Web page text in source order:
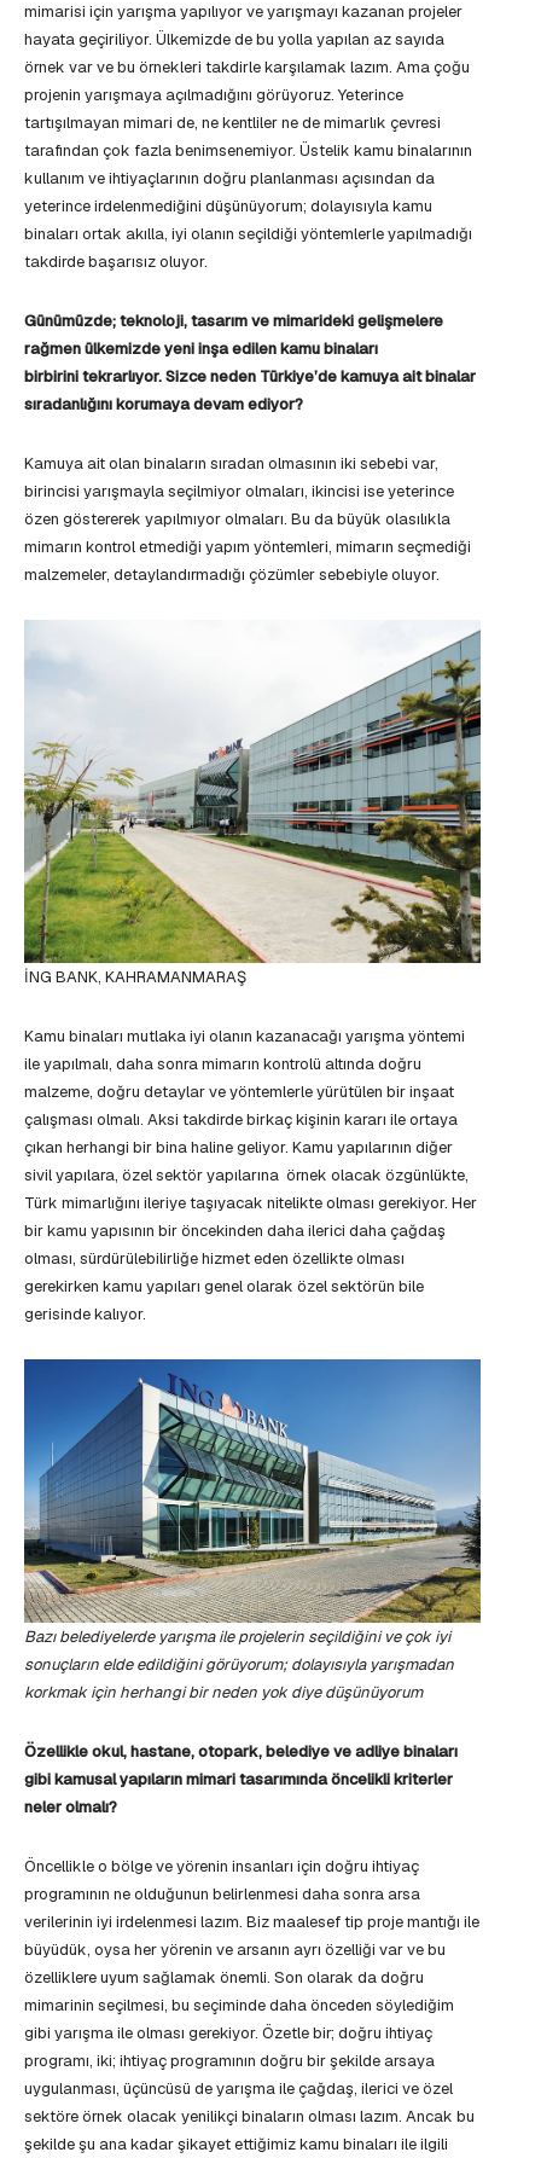
mimarisi için yarışma yapılıyor ve yarışmayı kazanan projeler
hayata geçiriliyor. Ülkemizde de bu yolla yapılan az sayıda
örnek var ve bu örnekleri takdirle karşılamak lazım. Ama çoğu
projenin yarışmaya açılmadığını görüyoruz. Yeterince
tartışılmayan mimari de, ne kentliler ne de mimarlık çevresi
tarafından çok fazla benimsenemiyor. Üstelik kamu binalarının
kullanım ve ihtiyaçlarının doğru planlanması açısından da
yeterince irdelenmediğini düşünüyorum; dolayısıyla kamu
binaları ortak akılla, iyi olanın seçildiği yöntemlerle yapılmadığı
takdirde başarısız oluyor.
Günümüzde; teknoloji, tasarım ve mimarideki gelişmelere
rağmen ülkemizde yeni inşa edilen kamu binaları
birbirinitekrarlıyor. Sizce neden Türkiye’de kamuya ait binalar
sıradanlığını korumaya devam ediyor?
Kamuya ait olan binaların sıradan olmasının iki sebebi var,
birincisi yarışmayla seçilmiyor olmaları, ikincisi ise yeterince
özen göstererek yapılmıyor olmaları. Bu da büyük olasılıkla
mimarın kontrol etmediği yapım yöntemleri, mimarın seçmediği
malzemeler, detaylandırmadığı çözümler sebebiyle oluyor.
İNG BANK, KAHRAMANMARAŞ
Kamu binaları mutlaka iyi olanın kazanacağı yarışma yöntemi
ile yapılmalı, daha sonra mimarın kontrolü altında doğru
malzeme, doğru detaylar ve yöntemlerle yürütülen bir inşaat
çalışması olmalı. Aksi takdirde birkaç kişinin kararı ile ortaya
çıkan herhangi bir bina haline geliyor. Kamu yapılarının diğer
sivil yapılara, özel sektör yapılarına örnek olacak özgünlükte,
Türk mimarlığını ileriye taşıyacak nitelikte olması gerekiyor. Her
bir kamu yapısının bir öncekinden daha ilerici daha çağdaş
olması, sürdürülebilirliğe hizmet eden özellikte olması
gerekirken kamu yapıları genel olarak özel sektörün bile
gerisinde kalıyor.
Bazı belediyelerde yarışma ile projelerin seçildiğini ve çok iyi
sonuçların elde edildiğini görüyorum; dolayısıyla yarışmadan
korkmak için herhangi bir neden yok diye düşünüyorum
Özellikle okul, hastane, otopark, belediye ve adliye binaları
gibi kamusal yapıların mimari tasarımında öncelikli kriterler
neler olmalı?
Öncellikle o bölge ve yörenin insanları için doğru ihtiyaç
programının ne olduğunun belirlenmesi daha sonra arsa
verilerinin iyi irdelenmesi lazım. Biz maalesef tip proje mantığı ile
büyüdük, oysa her yörenin ve arsanın ayrı özelliği var ve bu
özelliklere uyum sağlamak önemli. Son olarak da doğru
mimarinin seçilmesi, bu seçiminde daha önceden söylediğim
gibi yarışma ile olması gerekiyor. Özetle bir; doğru ihtiyaç
programı, iki; ihtiyaç programının doğru bir şekilde arsaya
uygulanması, üçüncüsü de yarışma ile çağdaş, ilerici ve özel
sektöre örnek olacak yenilikçi binaların olması lazım. Ancak bu
şekilde şu ana kadar şikayet ettiğimiz kamu binaları ile ilgili